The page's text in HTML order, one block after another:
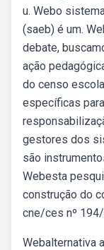
u. Webo
(saeb) é um.
debate,
ação
do censo
específicas
gestores dos
são
Webesta
construção do
cne/ces nº
Webalternativa